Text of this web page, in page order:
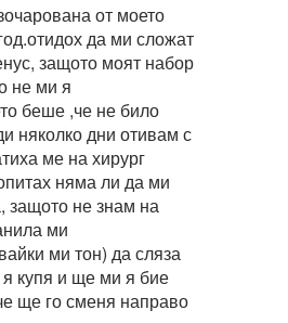
от моето
да ми сложат
защото моят набор
не ми я
беше ,че не било
няколко дни отивам с
ме на хирург
няма ли да ми
защото не знам на
ми
ми тон) да сляза
я купя и ще ми я бие
ще го сменя направо